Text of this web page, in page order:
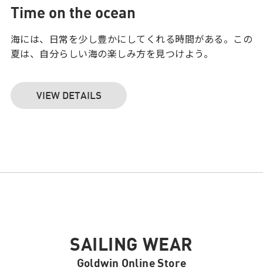
Time on the ocean
海には、日常を少し豊かにしてくれる時間がある。この
夏は、自分らしい海の楽しみ方を見つけよう。
VIEW DETAILS
SAILING WEAR
Goldwin Online Store